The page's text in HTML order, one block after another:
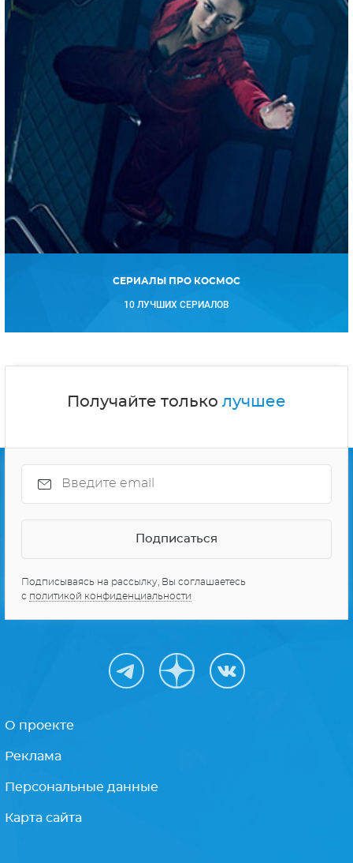
СЕРИАЛЫ ПРО КОСМОС
10 ЛУЧШИХ СЕРИАЛОВ
Получайте только лучшее
Подписываясь на рассылку, Вы соглашаетесь
с политикой конфиденциальности
О проекте
Реклама
Персональные данные
Карта сайта